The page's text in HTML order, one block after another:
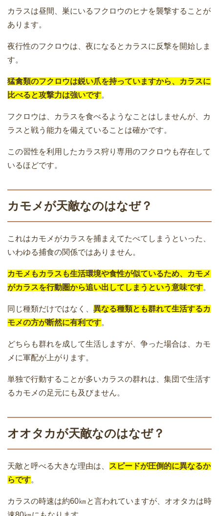
カラスは昼間、巣にいるフクロウのヒナを襲撃することが
あります。
夜行性のフクロウは、夜になるとカラスに反撃を開始しま
す。
猛禽類のフクロウは鋭い爪を持っていますから、カラスに
比べると攻撃力は強いです。
フクロウは、カラスを食べるようなことはしませんが、カ
ラスと戦う能力を備えていることは確かです。
この習性を利用したカラス狩り専用のフクロウも存在して
いるほどです。
カモメが天敵なのはなぜ？
これはカモメがカラスを捕まえてたべてしまうといった、
いわゆる捕食の関係ではありません。
カモメもカラスも生活環境や食性が似ているため、カモメ
がカラスを行動圏から追い出してしまうという意味です。
同じ種類だけではなく、 異なる種類とも群れて生活するカ
モメの方が断然に有利です。
どちらも群れを成して生活しますが、争った場合は、カモ
メに軍配が上がります。
単独で行動することが多いカラスの群れは、集団で生活す
るカモメの足元にも及びません。
オオタカが天敵なのはなぜ？
天敵と呼べる大きな理由は、
スピードが圧倒的に異なるか
らです。
カラスの時速は約60㎞と言われていますが、オオタカは時